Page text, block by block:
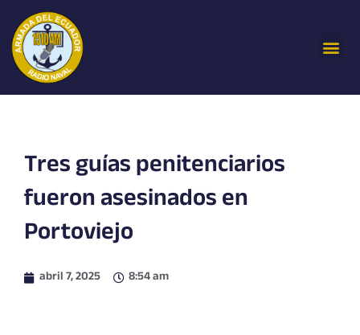
contenido
Tres guías penitenciarios
fueron asesinados en
Portoviejo
abril 7, 2025 8:54 am